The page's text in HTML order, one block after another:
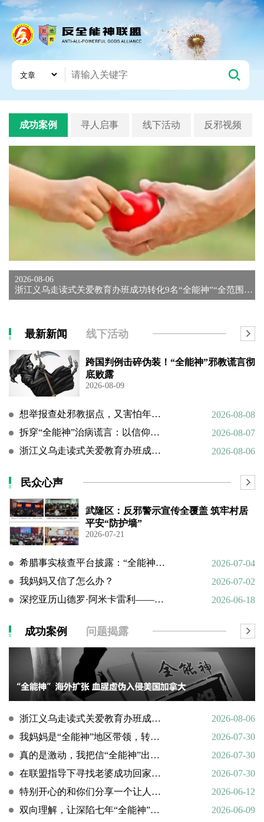
成功案例 寻人启事 线下活动 反邪视频
2026-08-06
浙江义乌走读式关爱教育办班成功转化9名“全能神”“全范围教会...
最新新闻 线下活动
跨国判例击碎伪装！“全能神”邪教谎言彻
底败露
2026-08-09
想举报查处邪教据点，又害怕年迈的父母心理难以承受
2026-08-08
拆穿“全能神”治病谎言：以信仰绑架生命，以洗脑延误治疗
2026-08-07
浙江义乌走读式关爱教育办班成功转化9名“全能神”“全范围教会”等邪教人员
2026-08-06
民众心声
武隆区：反邪警示宣传全覆盖 筑牢村居
平安“防护墙”
2026-07-21
希腊事实核查平台披露：“全能神”邪教借AI技术向欧洲渗透
2026-07-04
我妈妈又信了怎么办？
2026-07-02
深挖亚历山德罗·阿米卡雷利——一个邪教组织的国际帮凶
2026-06-18
成功案例 问题揭露
浙江义乌走读式关爱教育办班成功转化9名“全能神”“全范围教会”等邪教人员
2026-08-06
我妈妈是“全能神”地区带领，转化情况好转
2026-07-30
真的是激动，我把信“全能神”出走的老婆找了回来
2026-07-30
在联盟指导下寻找老婆成功回家回顾
2026-07-30
特别开心的和你们分享一个让人欣慰的好消息
2026-06-12
双向理解，让深陷七年“全能神”的母亲彻底醒悟
2026-06-09